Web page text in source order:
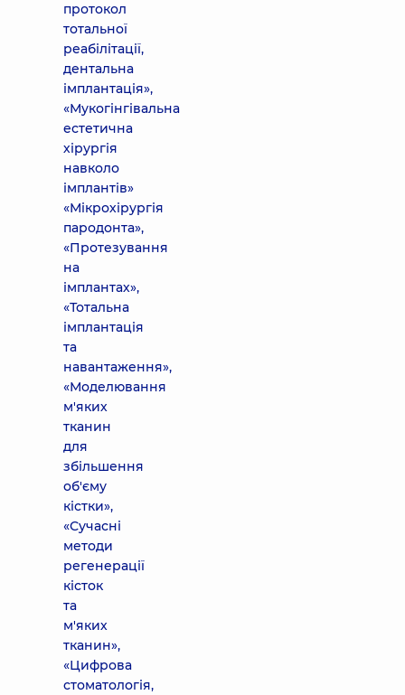
протокол
тотальної
реабілітації,
дентальна
імплантація»,
«Мукогінгівальна
естетична
хірургія
навколо
імплантів»
«Мікрохірургія
пародонта»,
«Протезування
на
імплантах»,
«Тотальна
імплантація
та
навантаження»,
«Моделювання
м'яких
тканин
для
збільшення
об'єму
кістки»,
«Сучасні
методи
регенерації
кісток
та
м'яких
тканин»,
«Цифрова
стоматологія,